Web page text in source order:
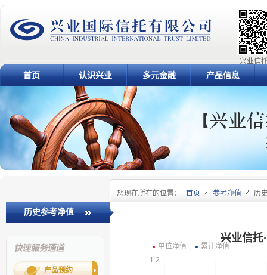
兴业信
首页 认识兴业 多元金融 产品信息
您现在所在的位置： 首页 参考净值 历
历史参考净值
产品预约